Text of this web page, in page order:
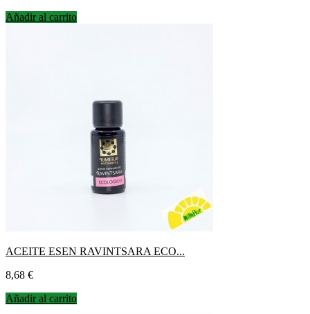
Añadir al carrito
ACEITE ESEN RAVINTSARA ECO...
Precio
8,68 €
Añadir al carrito